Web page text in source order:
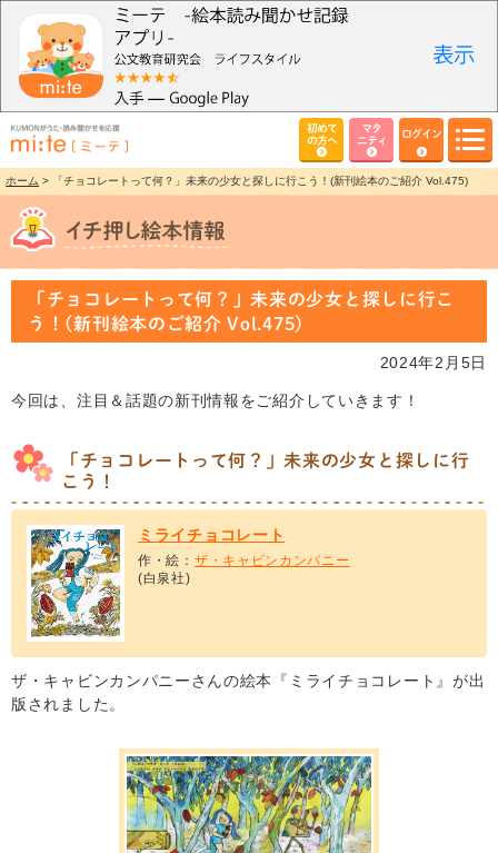
初めて
の方へ
マタ
ニティ
ログイン
ホーム > 「チョコレートって何？」未来の少女と探しに行こう！(新刊絵本のご紹介 Vol.475)
「チョコレートって何？」未来の少女と探しに行こ
う！(新刊絵本のご紹介 Vol.475)
2024年2月5日
今回は、注目＆話題の新刊情報をご紹介していきます！
「チョコレートって何？」未来の少女と探しに行
こう！
ミライチョコレート
作・絵： ザ・キャビンカンパニー
(白泉社)
ザ・キャビンカンパニーさんの絵本『ミライチョコレート』が出
版されました。